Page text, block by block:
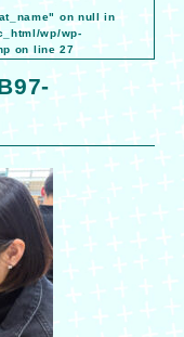
on null in
wp/wp-
on line27